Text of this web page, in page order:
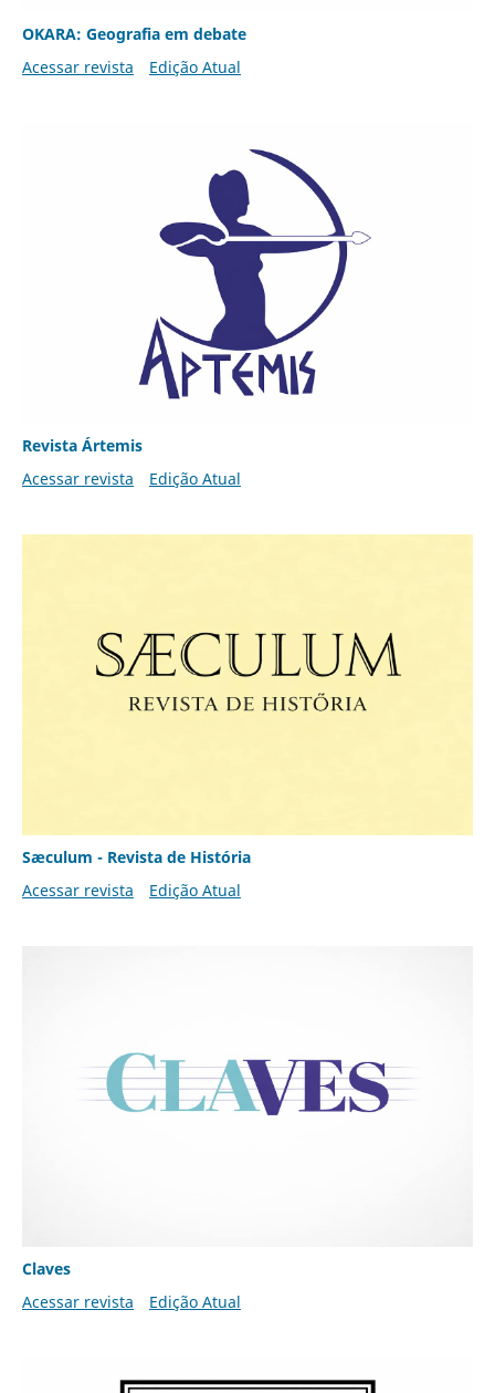
OKARA: Geografia em debate
Acessar revista
Edição Atual
Revista Ártemis
Acessar revista
Edição Atual
Sæculum - Revista de História
Acessar revista
Edição Atual
Claves
Acessar revista
Edição Atual